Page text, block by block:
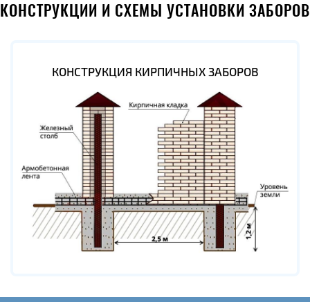
КОНСТРУКЦИИ И СХЕМЫ УСТАНОВКИ ЗАБОРОВ
КОНСТРУКЦИЯ КИРПИЧНЫХ ЗАБОРОВ